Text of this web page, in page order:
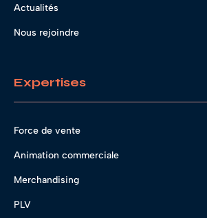
Actualités
Nous rejoindre
Expertises
Force de vente
Animation commerciale
Merchandising
PLV